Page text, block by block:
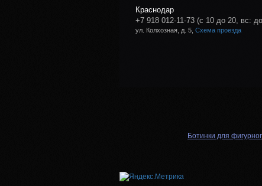
Краснодар
+7 918 012-11-73 (с 10 до 20, вс:
ул. Колхозная, д. 5, Схема проезда
Ботинки для